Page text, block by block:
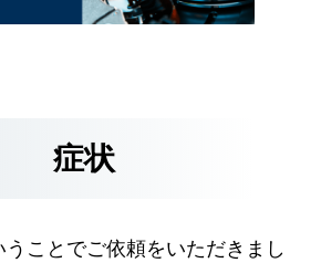
症状
ことでご依頼をいただきまし